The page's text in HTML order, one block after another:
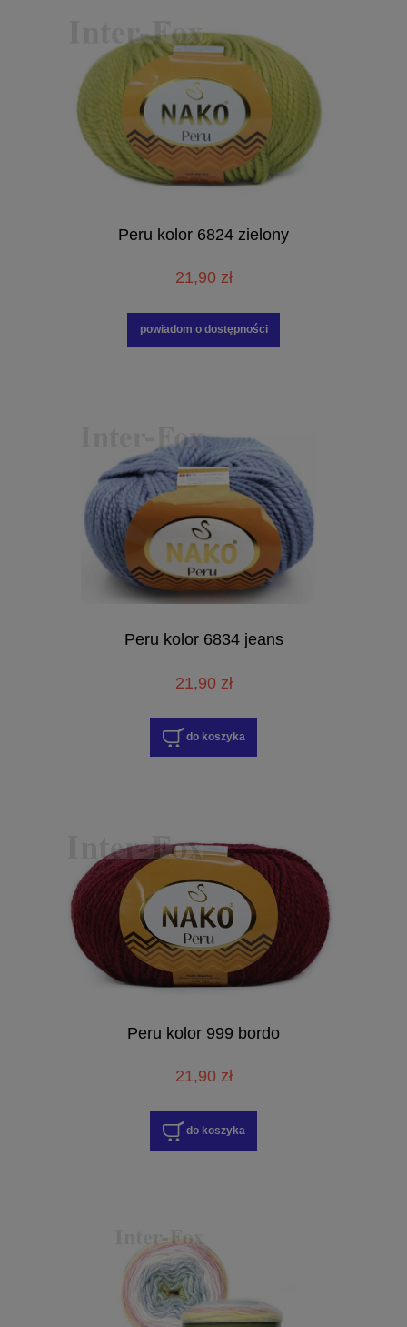
Peru kolor 6824 zielony
21,90 zł
powiadom o dostępności
Peru kolor 6834 jeans
21,90 zł
do koszyka
Peru kolor 999 bordo
21,90 zł
do koszyka